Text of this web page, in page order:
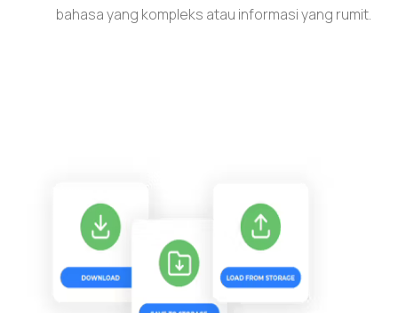
bahasa yang kompleks atau informasi yang rumit.